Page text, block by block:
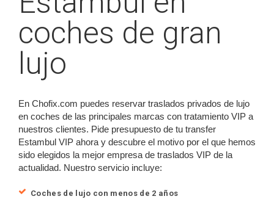
coches de gran
lujo
En Chofix.com puedes reservar traslados privados de lujo
en coches de las principales marcas con tratamiento VIP a
nuestros clientes. Pide presupuesto de tu transfer
Estambul VIP ahora y descubre el motivo por el que hemos
sido elegidos la mejor empresa de traslados VIP de la
actualidad. Nuestro servicio incluye:
Coches de lujo con menos de 2 años